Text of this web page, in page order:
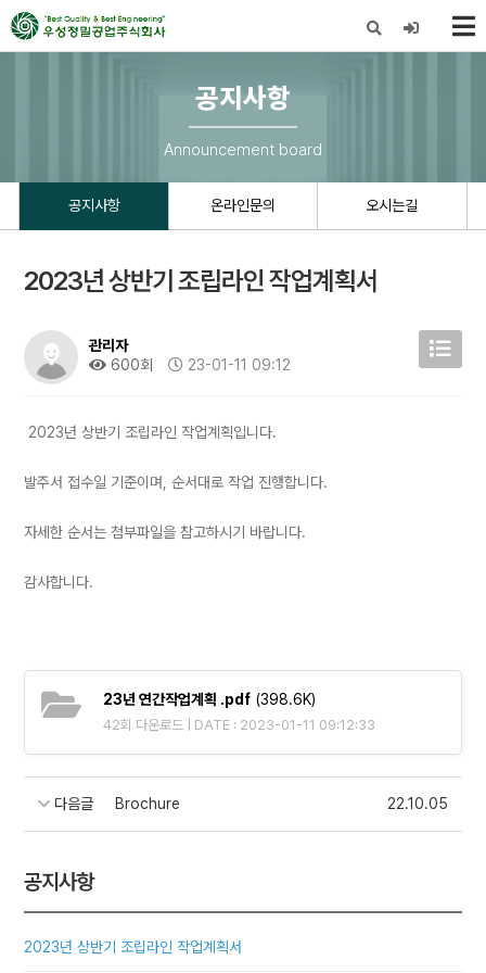
공지사항
Announcement board
공지사항 온라인문의 오시는길
공지사항
2023년 상반기 조립라인 작업계획서
2023년 상반기 조립라인 작업계획서
관리자
600회
23-01-11 09:12
2023년 상반기 조립라인 작업계획입니다.
발주서 접수일 기준이며, 순서대로 작업 진행합니다.
자세한 순서는 첨부파일을 참고하시기 바랍니다.
감사합니다.
23년 연간작업계획 .pdf (398.6K)
42회 다운로드 | DATE : 2023-01-11 09:12:33
다음글 Brochure 22.10.05